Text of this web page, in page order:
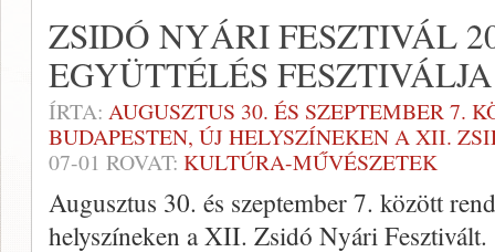
ZSIDÓ NYÁRI FESZTIVÁL
EGYÜTTÉLÉS FESZTIVÁLJA
ÍRTA: AUGUSZTUS 30. ÉS SZEPTEMBER 7.
BUDAPESTEN, ÚJ HELYSZÍNEKEN A XII.
07-01 ROVAT: KULTÚRA-MŰVÉSZETEK
Augusztus 30. és szeptember 7. között
helyszíneken a XII. Zsidó Nyári Fesztivált.